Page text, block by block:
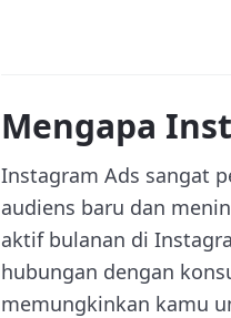
Mengapa
Instagram Ads sangat
audiens baru dan
aktif bulanan di
hubungan dengan
memungkinkan kamu